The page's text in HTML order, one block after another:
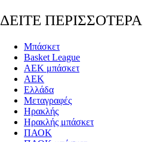
ΔΕΙΤΕ ΠΕΡΙΣΣΟΤΕΡΑ
Μπάσκετ
Basket League
ΑΕΚ μπάσκετ
ΑΕΚ
Ελλάδα
Μεταγραφές
Ηρακλής
Ηρακλής μπάσκετ
ΠΑΟΚ